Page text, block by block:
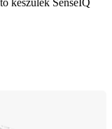
készülék SenseIQ